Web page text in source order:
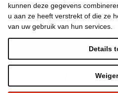
kunnen deze gegevens
u aan ze heeft verstrekt of die ze
van uw gebruik van hun services.
Details
Laatste